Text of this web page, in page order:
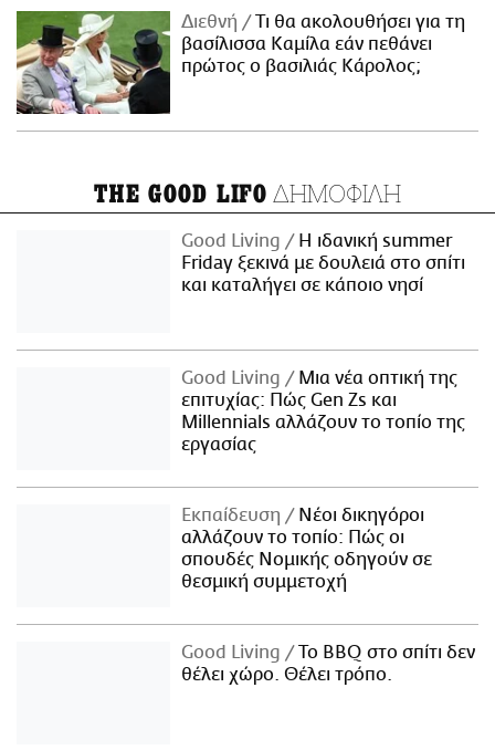
Διεθνή
Τι θα ακολουθήσει για τη
βασίλισσα Καμίλα εάν πεθάνει
πρώτος ο βασιλιάς Κάρολος;
THE GOOD LIFO ΔΗΜΟΦΙΛΗ
Good Living
Η ιδανική summer
Friday ξεκινά με δουλειά στο σπίτι
και καταλήγει σε κάποιο νησί
Good Living
Μια νέα οπτική της
επιτυχίας: Πώς Gen Zs και
Millennials αλλάζουν το τοπίο της
εργασίας
Εκπαίδευση
Νέοι δικηγόροι
αλλάζουν το τοπίο: Πώς οι
σπουδές Νομικής οδηγούν σε
θεσμική συμμετοχή
Good Living
Το BBQ στο σπίτι δεν
θέλει χώρο. Θέλει τρόπο.